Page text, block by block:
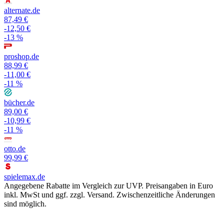
alternate.de
87,49 €
-12,50 €
-13 %
proshop.de
88,99 €
-11,00 €
-11 %
bücher.de
89,00 €
-10,99 €
-11 %
otto.de
99,99 €
spielemax.de
Angegebene Rabatte im Vergleich zur UVP. Preisangaben in Euro
inkl. MwSt und ggf. zzgl. Versand. Zwischenzeitliche Änderungen
sind möglich.